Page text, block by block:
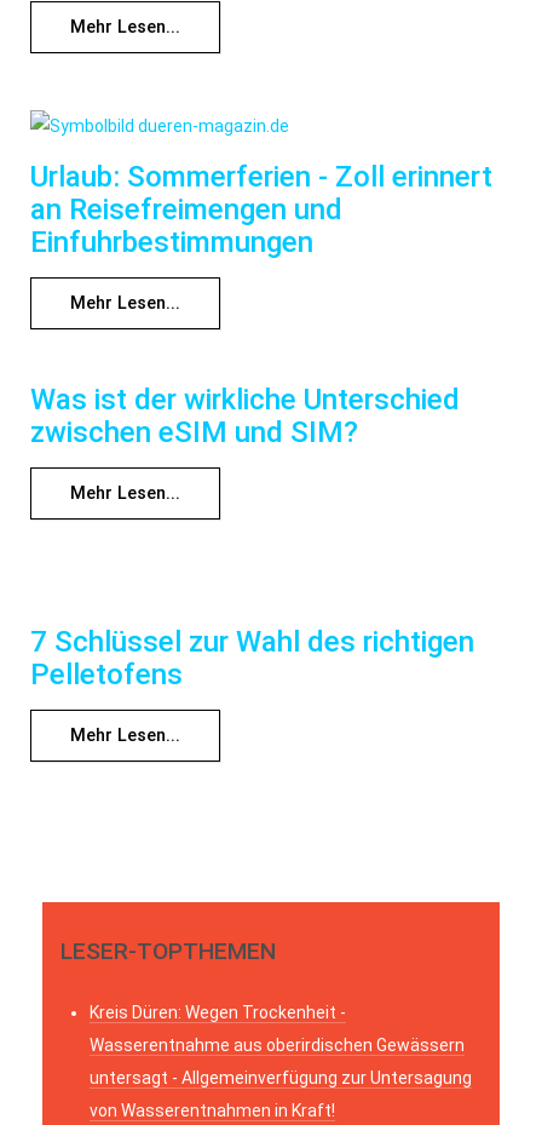
Mehr Lesen...
Urlaub: Sommerferien - Zoll erinnert
an Reisefreimengen und
Einfuhrbestimmungen
Mehr Lesen...
Was ist der wirkliche Unterschied
zwischen eSIM und SIM?
Mehr Lesen...
7 Schlüssel zur Wahl des richtigen
Pelletofens
Mehr Lesen...
LESER-TOPTHEMEN
Kreis Düren: Wegen Trockenheit -
Wasserentnahme aus oberirdischen Gewässern
untersagt - Allgemeinverfügung zur Untersagung
von Wasserentnahmen in Kraft!